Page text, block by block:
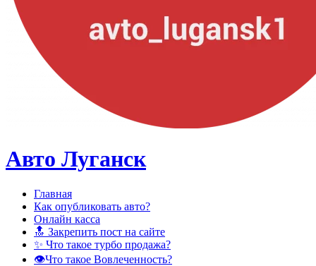
Авто Луганск
Главная
Как опубликовать авто?
Онлайн касса
🔝 Закрепить пост на сайте
✨ Что такое турбо продажа?
👁️Что такое Вовлеченность?